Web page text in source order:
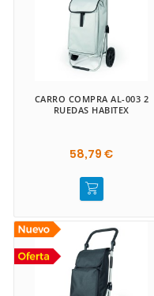
CARRO COMPRA AL-003 2
RUEDAS HABITEX
58,79 €